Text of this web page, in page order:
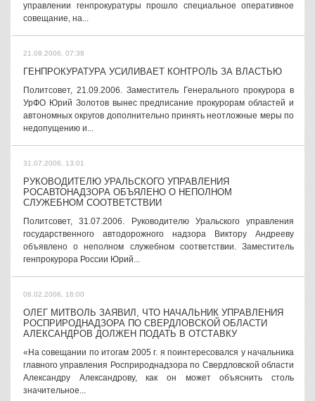
управлении генпрокуратуры прошло специальное оперативное
совещание, на...
21.09.2006, 07:38
ГЕНПРОКУРАТУРА УСИЛИВАЕТ КОНТРОЛЬ ЗА ВЛАСТЬЮ
Политсовет, 21.09.2006. Заместитель Генерального прокурора в
УрФО Юрий Золотов вынес предписание прокурорам областей и
автономных округов дополнительно принять неотложные меры по
недопущению и...
31.07.2006, 13:01
РУКОВОДИТЕЛЮ УРАЛЬСКОГО УПРАВЛЕНИЯ
РОСАВТОНАДЗОРА ОБЪЯЛЕНО О НЕПОЛНОМ
СЛУЖЕБНОМ СООТВЕТСТВИИ
Политсовет, 31.07.2006. Руководителю Уральского управления
государственного автодорожного надзора Виктору Андрееву
объявлено о неполном служебном соответствии. Заместитель
генпрокурора России Юрий...
08.02.2006, 16:00
ОЛЕГ МИТВОЛЬ ЗАЯВИЛ, ЧТО НАЧАЛЬНИК УПРАВЛЕНИЯ
РОСПРИРОДНАДЗОРА ПО СВЕРДЛОВСКОЙ ОБЛАСТИ
АЛЕКСАНДРОВ ДОЛЖЕН ПОДАТЬ В ОТСТАВКУ
«На совещании по итогам 2005 г. я поинтересовался у начальника
главного управления Росприроднадзора по Свердловской области
Александру Александрову, как он может объяснить столь
значительное...